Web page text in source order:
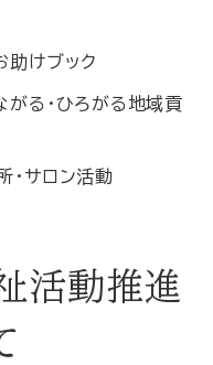
助けブック
る・ひろがる地域貢
・サロン活動
活動推進